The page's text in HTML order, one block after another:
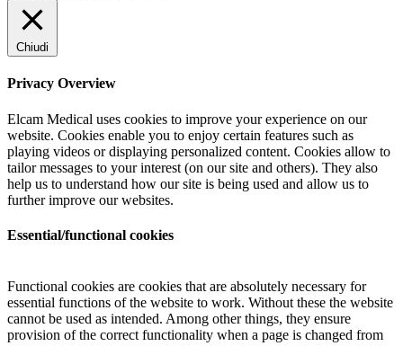
Chiudi
Privacy Overview
Elcam Medical uses cookies to improve your experience on our
website. Cookies enable you to enjoy certain features such as
playing videos or displaying personalized content. Cookies allow to
tailor messages to your interest (on our site and others). They also
help us to understand how our site is being used and allow us to
further improve our websites.
Essential/functional cookies
Functional cookies are cookies that are absolutely necessary for
essential functions of the website to work. Without these the website
cannot be used as intended. Among other things, they ensure
provision of the correct functionality when a page is changed from